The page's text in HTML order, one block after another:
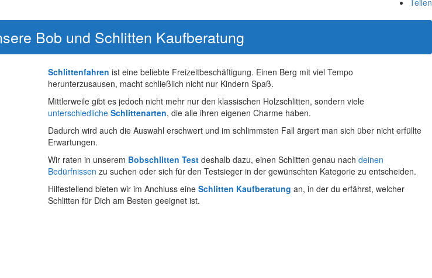
Bob und Schlitten Kaufberatung
Schlittenfahren ist eine beliebte Freizeitbeschäftigung. Einen Berg mit viel Tempo
herunterzusausen, macht schließlich nicht nur Kindern Spaß.
Mittlerweile gibt es jedoch nicht mehr nur den klassischen Holzschlitten, sondern viele
unterschiedliche Schlittenarten, die alle ihren eigenen Charme haben.
Dadurch wird auch die Auswahl erschwert und im schlimmsten Fall ärgert man sich über nicht erfüllte
Erwartungen.
Wir raten in unserem Bobschlitten Test deshalb dazu, einen Schlitten genau nach deinen
Bedürfnissen zu suchen oder sich für den Testsieger in der gewünschten Kategorie zu entscheiden.
Hilfestellend bieten wir im Anchluss eine Schlitten Kaufberatung an, in der du erfährst, welcher
Schlitten für Dich am Besten geeignet ist.